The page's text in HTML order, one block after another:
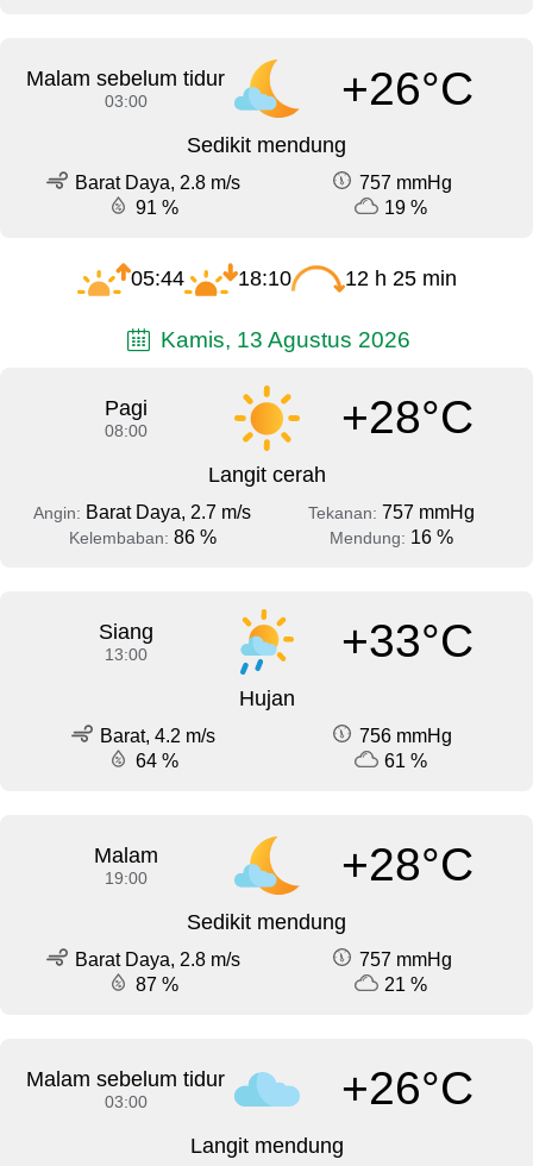
Malam sebelum tidur
03:00 +26°C
Sedikit mendung
Barat Daya, 2.8 m/s
757 mmHg
91 %
19 %
05:44 18:10 12 h 25 min
Kamis, 13 Agustus 2026
Pagi
08:00 +28°C
Langit cerah
Angin: Barat Daya, 2.7 m/s Tekanan: 757 mmHg
Kelembaban: 86 % Mendung: 16 %
Siang
13:00 +33°C
Hujan
Barat, 4.2 m/s
756 mmHg
64 %
61 %
Malam
19:00 +28°C
Sedikit mendung
Barat Daya, 2.8 m/s
757 mmHg
87 %
21 %
Malam sebelum tidur
03:00 +26°C
Langit mendung